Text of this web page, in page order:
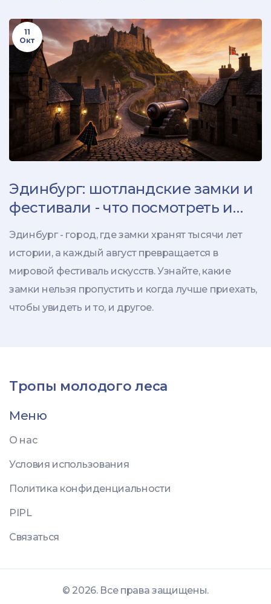
11
Окт
Эдинбург: шотландские замки и
фестивали - что посмотреть и
когда ехать
Эдинбург - город, где замки хранят тысячи лет
истории, а каждый август превращается в
мировой фестиваль искусств. Узнайте, какие
замки нельзя пропустить и когда лучше приехать,
чтобы увидеть и то, и другое.
Тропы молодого леса
Меню
О нас
Условия использования
Политика конфиденциальности
PIPL
Связаться
© 2026. Все права защищены.